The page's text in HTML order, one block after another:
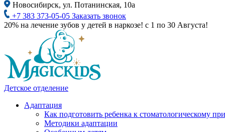
Новосибирск, ул. Потанинская, 10а
+7 383 373-05-05 Заказать звонок
20% на лечение зубов у детей в наркозе! с 1 по 30 Августа!
Детское отделение
Адаптация
Как подготовить ребенка к стоматологическому
Методики адаптации